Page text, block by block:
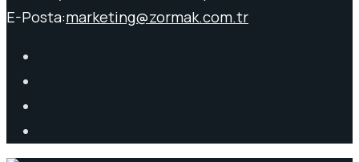
E-Posta:marketing@zormak.com.tr